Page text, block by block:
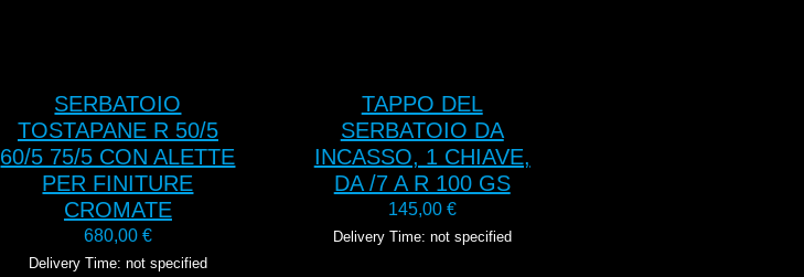
SERBATOIO
TOSTAPANE R 50/5
60/5 75/5 CON ALETTE
PER FINITURE
CROMATE
680,00 €
Delivery Time: not specified
TAPPO DEL
SERBATOIO DA
INCASSO, 1 CHIAVE,
DA /7 A R 100 GS
145,00 €
Delivery Time: not specified